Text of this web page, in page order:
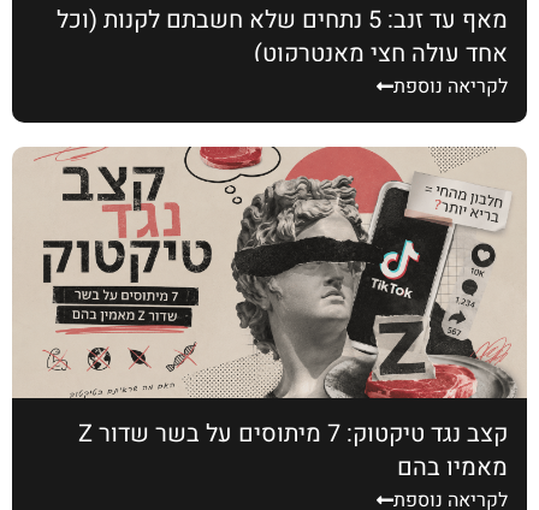
מאף עד זנב: 5 נתחים שלא חשבתם לקנות (וכל
אחד עולה חצי מאנטרקוט)
לקריאה נוספת
קצב נגד טיקטוק: 7 מיתוסים על בשר שדור Z
מאמין בהם
לקריאה נוספת